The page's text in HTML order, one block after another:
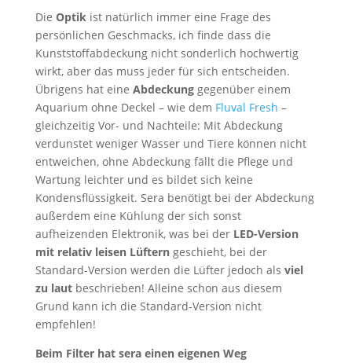
Die Optikist natürlich immer eine Frage des
persönlichen Geschmacks, ich finde dass die
Kunststoffabdeckung nicht sonderlich hochwertig
wirkt, aber das muss jeder für sich entscheiden.
Übrigens hat eine Abdeckunggegenüber einem
Aquarium ohne Deckel – wie dem Fluval Fresh –
gleichzeitig Vor- und Nachteile: Mit Abdeckung
verdunstet weniger Wasser und Tiere können nicht
entweichen, ohne Abdeckung fällt die Pflege und
Wartung leichter und es bildet sich keine
Kondensflüssigkeit. Sera benötigt bei der Abdeckung
außerdem eine Kühlung der sich sonst
aufheizenden Elektronik, was bei der LED-Version
mit relativ leisen Lüfterngeschieht, bei der
Standard-Version werden die Lüfter jedoch als viel
zu lautbeschrieben! Alleine schon aus diesem
Grund kann ich die Standard-Version nicht
empfehlen!
Beim Filter hat sera einen eigenen Weg